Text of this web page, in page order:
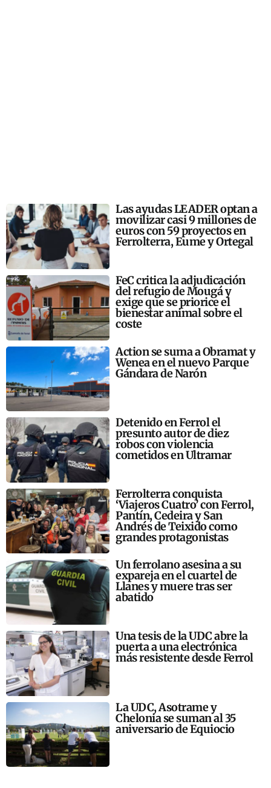
Las ayudas LEADER optan a
movilizar casi 9 millones de
euros con 59 proyectos en
Ferrolterra, Eume y Ortegal
FeC critica la adjudicación
del refugio de Mougá y
exige que se priorice el
bienestar animal sobre el
coste
Action se suma a Obramat y
Wenea en el nuevo Parque
Gándara de Narón
Detenido en Ferrol el
presunto autor de diez
robos con violencia
cometidos en Ultramar
Ferrolterra conquista
‘Viajeros Cuatro’ con Ferrol,
Pantín, Cedeira y San
Andrés de Teixido como
grandes protagonistas
Un ferrolano asesina a su
expareja en el cuartel de
Llanes y muere tras ser
abatido
Una tesis de la UDC abre la
puerta a una electrónica
más resistente desde Ferrol
La UDC, Asotrame y
Chelonia se suman al 35
aniversario de Equiocio